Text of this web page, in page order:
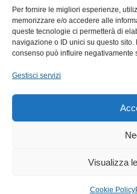
Per fornire le migliori esperienze,
memorizzare e/o accedere alle
queste tecnologie ci permetterà di
navigazione o ID unici su questo sito.
consenso può influire negativamente
Gestisci servizi
Visualizza
Cookie Policy
MULINELLI
CANNE
ACCESSORI NAUTICI
TERMINI E CONDIZIONI